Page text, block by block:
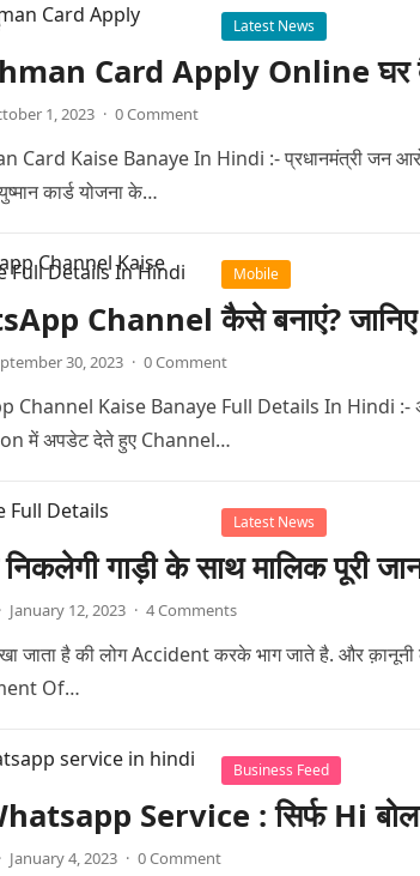
Latest News
Card Apply Online घर बैठे
1, 2023 · 0 Comment
Card Kaise Banaye In Hindi :- प्रधानमंत्री जन
कार्ड योजना के…
Mobile
Channel कैसे बनाएं? जानिए
30, 2023 · 0 Comment
Channel Kaise Banaye Full Details In Hindi :-
में अपडेट देते हुए Channel…
Latest News
गाड़ी के साथ मालिक पूरी
· January 12, 2023 · 4 Comments
जाता है की लोग Accident करके भाग जाते है. और क़ानूनी
Of…
Business Feed
Service : सिर्फ Hi
· January 4, 2023 · 0 Comment